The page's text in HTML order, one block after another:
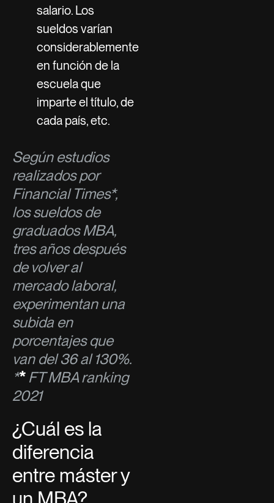
salario. Los
sueldos varían
considerablemente
en función de la
escuela que
imparte el título, de
cada país, etc.
Según estudios
realizados por
Financial Times*,
los sueldos de
graduados MBA,
tres años después
de volver al
mercado laboral,
experimentan una
subida en
porcentajes que
van del 36 al 130%.
** FT MBA ranking
2021
¿Cuál es la
diferencia
entre máster y